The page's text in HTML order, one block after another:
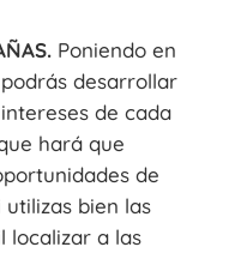
Poniendo en
desarrollar
de cada
hará que
de
bien las
localizar a las